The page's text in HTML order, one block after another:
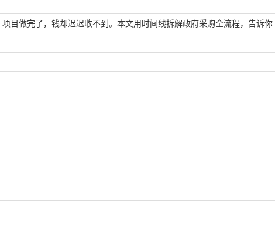
目做完了，钱却迟迟收不到。本文用时间线拆解政府采购全流程，告诉你